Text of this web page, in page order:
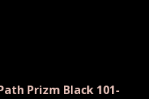
Prizm Black 101-